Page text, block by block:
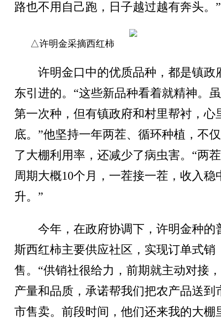
路也不用自己跑，日子越过越有奔头。”
△许明金采摘西红柿
许明金口中的优质品种，都是镇政
东引进的。“这些新品种看着就精神。
第一次种，但有镇政府和村里帮衬，心
底。”他坚持一年两茬、循环种植，不
了大棚利用率，还减少了病虫害。“两
周期大概10个月，一茬接一茬，收入稳
升。”
今年，在政府协调下，许明金种的
斯西红柿主要供应社区，实现订单式销
售。“供销社很给力，前期就主动对接
产量和品质，承诺帮我们把农产品送到
市售卖。前段时间，他们还来我的大棚